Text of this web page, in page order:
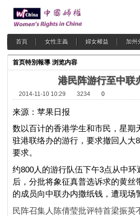
首頁 女性主義 婦女權益 加州
首页特別報導 浏览内容
港民阵游行至中联
2014-11-10 10:29 3234 0
来源：苹果日报
数以百计的香港学生和市民，星
驻港联络办的游行，要求撤回人大
要求。
约800人的游行队伍下午3点从中
后，分批将象征真普选诉求的黄
的成员向中联办内撒纸钱，遭现场
民阵召集人陈倩莹批评特首梁振